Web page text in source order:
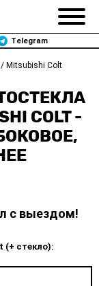
Telegram
/ Mitsubishi Colt
COLT -
с выездом!
(+ стекло):